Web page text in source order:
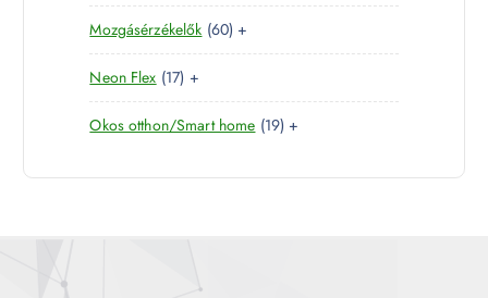
é
m
é
k
e
r
m
k
0
e
m
Mozgásérzékelők 606
0
e
r
é
+
Neon Flex 171
7
t
r
+
Okos otthon/Smart home 191
t
+